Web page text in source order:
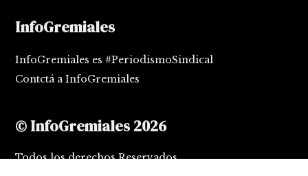
InfoGremiales
InfoGremiales es #PeriodismoSindical
Contctá a InfoGremiales
© InfoGremiales 2026
Todos los derechos Reservados